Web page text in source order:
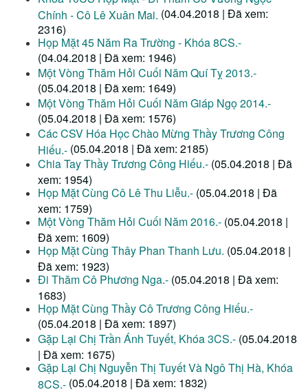
Chính - Cô Lê Xuân Mai. (04.04.2018 | Đã xem:
2316)
Họp Mặt 45 Năm Ra Trường - Khóa 8CS.-
(04.04.2018 | Đã xem: 1946)
Một Vòng Thăm Hỏi Cuối Năm Quí Tỵ 2013.-
(05.04.2018 | Đã xem: 1649)
Một Vòng Thăm Hỏi Cuối Năm Giáp Ngọ 2014.-
(05.04.2018 | Đã xem: 1576)
Các CSV Hóa Học Chào Mừng Thầy Trương Công
Hiếu.- (05.04.2018 | Đã xem: 2185)
Chia Tay Thầy Trương Công Hiếu.- (05.04.2018 | Đã
xem: 1954)
Họp Mặt Cùng Cô Lê Thu Liễu.- (05.04.2018 | Đã
xem: 1759)
Một Vòng Thăm Hỏi Cuối Năm 2016.- (05.04.2018 |
Đã xem: 1609)
Họp Mặt Cùng Thây Phan Thanh Lưu. (05.04.2018 |
Đã xem: 1923)
Đi Thăm Cô Phương Nga.- (05.04.2018 | Đã xem:
1683)
Họp Mặt Cùng Thầy Cô Trương Công Hiếu.-
(05.04.2018 | Đã xem: 1897)
Gặp Lại Chị Trần Ánh Tuyết, Khóa 3CS.- (05.04.2018
| Đã xem: 1675)
Gặp Lại Chị Nguyễn Thị Tuyết Và Ngô Thị Hà, Khóa
8CS.- (05.04.2018 | Đã xem: 1832)